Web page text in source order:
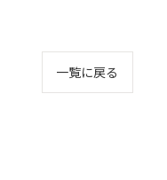
一覧に戻る